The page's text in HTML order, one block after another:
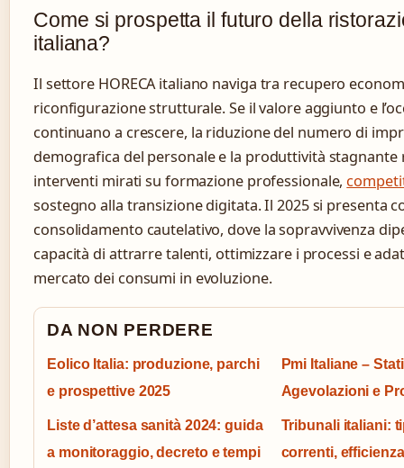
Come si prospetta il futuro della
italiana?
Il settore HORECA italiano naviga tra recupero
riconfigurazione strutturale. Se il valore aggiunto e
continuano a crescere, la riduzione del numero di
demografica del personale e la produttività stagnante
interventi mirati su formazione professionale,
sostegno alla transizione digitata. Il 2025 si presenta
consolidamento cautelativo, dove la sopravvivenza
capacità di attrarre talenti, ottimizzare i processi e
mercato dei consumi in evoluzione.
DA NON PERDERE
Eolico Italia: produzione, parchi
e prospettive 2025
Pmi Italiane –
Agevolazioni e
Liste d’attesa sanità 2024: guida
a monitoraggio, decreto e tempi
Tribunali italiani:
correnti,